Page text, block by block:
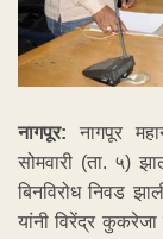
नागपूर: नागपूर
सोमवारी (ता. ५)
बिनविरोध निवड
यांनी विरेंद्र कुकरेजा